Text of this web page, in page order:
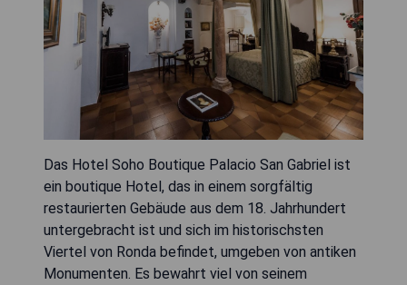
Das Hotel Soho Boutique Palacio San Gabriel ist
ein boutique Hotel, das in einem sorgfältig
restaurierten Gebäude aus dem 18. Jahrhundert
untergebracht ist und sich im historischsten
Viertel von Ronda befindet, umgeben von antiken
Monumenten. Es bewahrt viel von seinem